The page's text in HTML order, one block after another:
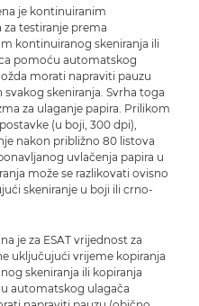
je kontinuiranim
za testiranje prema
kontinuiranog skeniranja ili
pomoću automatskog
morati napraviti pauzu
skeniranja. Svrha toga
za ulaganje papira. Prilikom
(u boji, 300 dpi),
nakon približno 80 listova
uvlačenja papira u
može se razlikovati ovisno
skeniranje u boji ili crno-
je za ESAT vrijednost za
uključujući vrijeme kopiranja
skeniranja ili kopiranja
automatskog ulagača